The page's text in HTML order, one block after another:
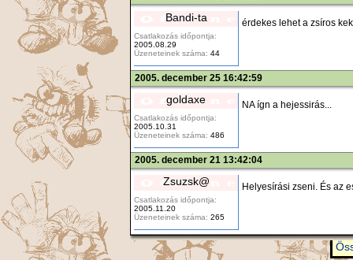
Bandi-ta
Csatlakozás időpontja:
2005.08.29
Üzeneteinek száma: 44
érdekes lehet a zsíros
2005. december 25 16:42:59
goldaxe
Csatlakozás időpontja:
2005.10.31
Üzeneteinek száma: 486
NA ígn a hejessirás...
2005. december 21 13:42:04
Zsuzsk@
Csatlakozás időpontja:
2005.11.20
Üzeneteinek száma: 265
Helyesírási zseni. És az